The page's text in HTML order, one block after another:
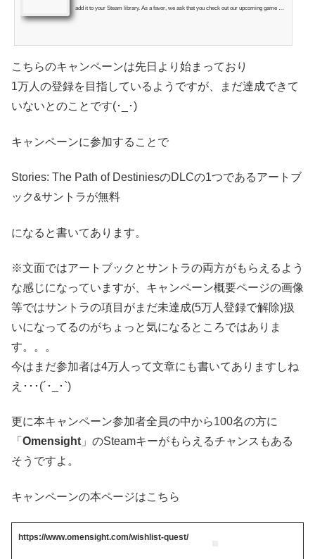
add it to your Steam library. As a favor, we ask that you check out our upcoming game an
portant: How to easily support us! We've been running a contest for the last week called
こちらのキャンペーンは先日より始まっており
1万人の登録を目指しているようですが、まだ達成できて
いないとのことです(･_･)
キャンペーンに参加することで
Stories: The Path of DestiniesのDLCの1つであるアートブ
ック&サントラが無料
になると書いてあります。
※文面ではアートブックとサントラの両方がもらえるよう
な感じになっていますが、キャンペーン概要ページの画像
等ではサントラの項目がまだ未達成(5万人登録で解除)扱
いになってるのがちょっと気になるところではありま
す。。。
今はまだ参加者は4万人って文章にも書いてありますしね
え･･･(´･_･`)
更に本キャンペーン参加者全員の中から100名の方に
「 Omensight 」のSteamキーがもらえるチャンスもある
そうですよ。
キャンペーンの本ページはこちら
https://www.omensight.com/wishlist-quest/